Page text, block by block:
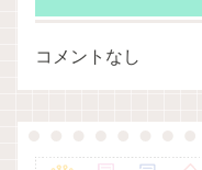
コメントなし